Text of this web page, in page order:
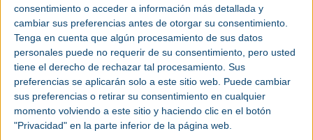
consentimiento o acceder a información más detallada y
cambiar sus preferencias antes de otorgar su consentimiento.
Tenga en cuenta que algún procesamiento de sus datos
personales puede no requerir de su consentimiento, pero usted
tiene el derecho de rechazar tal procesamiento. Sus
preferencias se aplicarán solo a este sitio web. Puede cambiar
sus preferencias o retirar su consentimiento en cualquier
momento volviendo a este sitio y haciendo clic en el botón
"Privacidad" en la parte inferior de la página web.
pretratamiento de fangos provenientes deaguas
residualesurbanas con un proceso de codigestión
anaerobia -es decir, un proceso de digestión de
dos o más materias primas- de residuos
provenientes de empresas alimentarias. Los
pilotos, situados en las depuradoras de Monte
Orgegia (Alicante) y Murcia Este (Murcia),
maximizarán la producción de biogás que pueda
utilizarse posteriormente como fuente de energía